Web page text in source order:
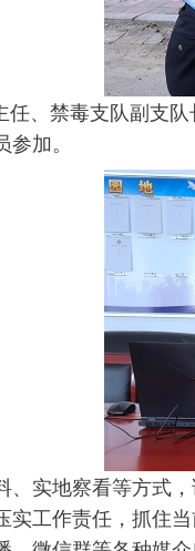
、禁毒支队副支
加。
、实地察看等方式
实工作责任，抓住